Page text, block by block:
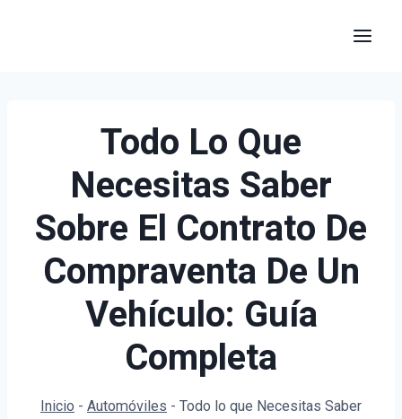
Todo Lo Que
Necesitas Saber
Sobre El Contrato De
Compraventa De Un
Vehículo: Guía
Completa
Inicio - Automóviles - Todo lo que Necesitas Saber